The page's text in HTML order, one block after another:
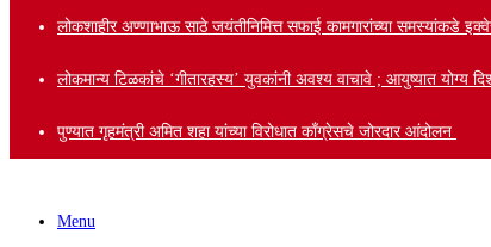
लोकशाहीर अण्णाभाऊ साठे जयंतीनिमित्त सफाई कामगारांच्या समस्यांकडे
लोकमान्य टिळकांचे ‘गीतारहस्य’ युवकांनी अवश्य वाचावे ; आयुष्यात योग्य
पुण्यात गृहमंत्री अमित शहा यांच्या विरोधात काँग्रेसचे जोरदार आंदोलन
Menu